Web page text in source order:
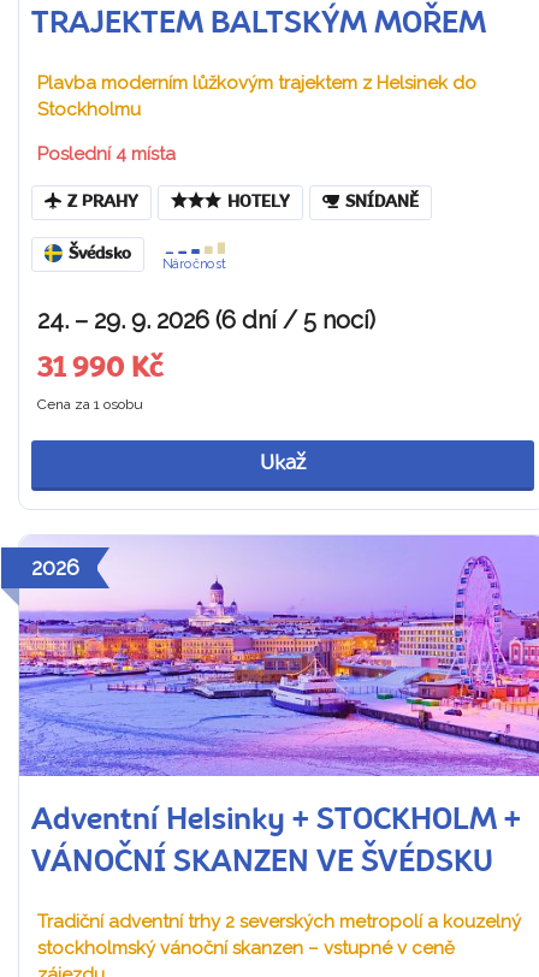
TRAJEKTEM BALTSKÝM MOŘEM
Plavba moderním lůžkovým trajektem z Helsinek do
Stockholmu
Poslední 4 místa
Z PRAHY HOTELY SNÍDANĚ
Švédsko
Náročnost
24. – 29. 9. 2026 (6 dní / 5 nocí)
31 990 Kč
Cena za 1 osobu
Ukaž
2026
Adventní Helsinky + STOCKHOLM +
VÁNOČNÍ SKANZEN VE ŠVÉDSKU
Tradiční adventní trhy 2 severských metropolí a kouzelný
stockholmský vánoční skanzen – vstupné v ceně